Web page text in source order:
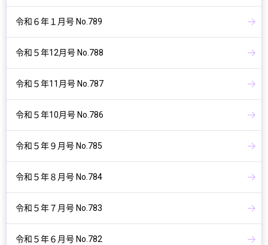
令和６年１月号 No.789
令和５年12月号 No.788
令和５年11月号 No.787
令和５年10月号 No.786
令和５年９月号 No.785
令和５年８月号 No.784
令和５年７月号 No.783
令和５年６月号 No.782